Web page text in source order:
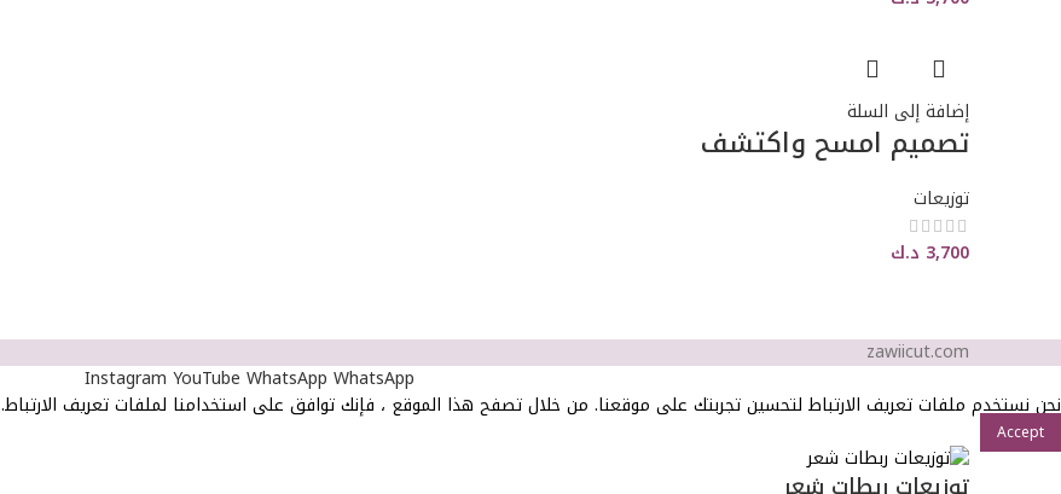
إضافة إلى السلة
تصميم امسح واكتشف
توزيعات
3,700 د.ك
zawiicut.com
Instagram YouTube WhatsApp WhatsApp
نحن نستخدم ملفات تعريف الارتباط لتحسين تجربتك على موقعنا. من خلال تصفح هذا الموقع ، فإنك توافق على استخدامنا لملفات تعريف الارتباط.
Accept